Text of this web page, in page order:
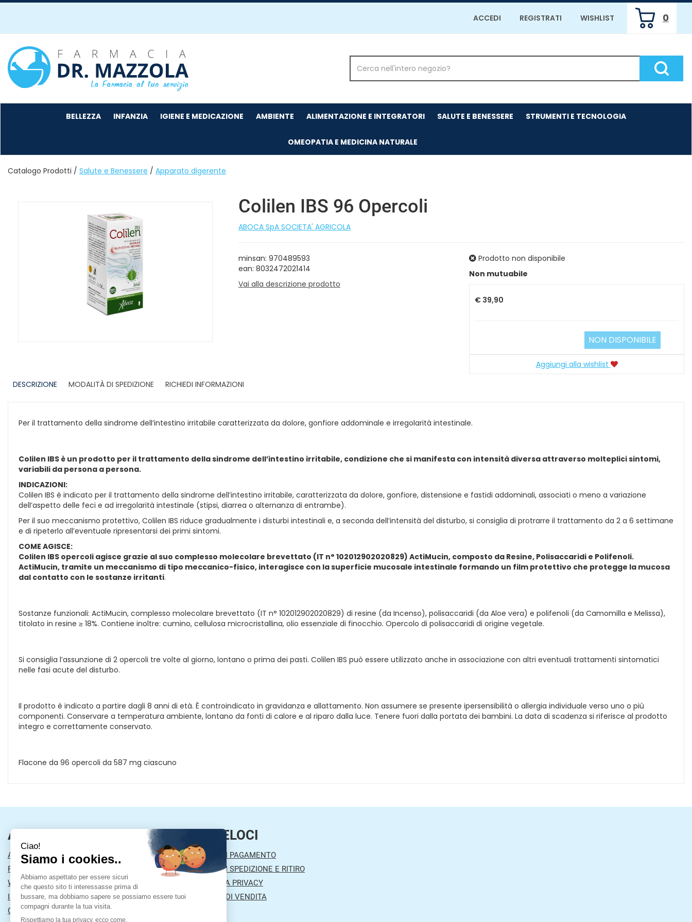
Passa
principale
ACCEDI REGISTRATI WISHLIST 0
ARTICOLI
INSERITI
Farmacia
Mazzola
Prodotto
Cerca
BELLEZZA INFANZIA IGIENE E MEDICAZIONE AMBIENTE ALIMENTAZIONE E INTEGRATORI SALUTE E BENESSERE STRUMENTI E TECNOLOGIA
OMEOPATIA E MEDICINA NATURALE
Catalogo Prodotti / Salute e Benessere / Apparato digerente
Colilen IBS 96 Opercoli
ABOCA SpA SOCIETA' AGRICOLA
minsan: 970489593
ean: 8032472021414
Vai alla descrizione prodotto
Prodotto non disponibile
Non mutuabile
Prezzo
€ 39,90
NON DISPONIBILE
Aggiungi alla wishlist
DESCRIZIONE
MODALITÀ DI SPEDIZIONE RICHIEDI INFORMAZIONI
Per il trattamento della sindrome dell’intestino irritabile caratterizzata da dolore, gonfiore addominale e irregolarità intestinale.
Colilen IBS è un prodotto per il trattamento della sindrome dell’intestino irritabile, condizione che si manifesta con intensità diversa attraverso molteplici sintomi,
variabili da persona a persona.
INDICAZIONI:
Colilen IBS è indicato per il trattamento della sindrome dell’intestino irritabile, caratterizzata da dolore, gonfiore, distensione e fastidi addominali, associati o meno a variazione
dell’aspetto delle feci e ad irregolarità intestinale (stipsi, diarrea o alternanza di entrambe).
Per il suo meccanismo protettivo, Colilen IBS riduce gradualmente i disturbi intestinali e, a seconda dell’intensità del disturbo, si consiglia di protrarre il trattamento da 2 a 6 settimane
e di ripeterlo all’eventuale ripresentarsi dei primi sintomi.
COME AGISCE:
Colilen IBS opercoli agisce grazie al suo complesso molecolare brevettato (IT n° 102012902020829) ActiMucin, composto da Resine, Polisaccaridi e Polifenoli.
ActiMucin, tramite un meccanismo di tipo meccanico-fisico, interagisce con la superficie mucosale intestinale formando un film protettivo che protegge la mucosa
dal contatto con le sostanze irritanti.
Sostanze funzionali: ActiMucin, complesso molecolare brevettato (IT n° 102012902020829) di resine (da Incenso), polisaccaridi (da Aloe vera) e polifenoli (da Camomilla e Melissa),
titolato in resine ≥ 18%. Contiene inoltre: cumino, cellulosa microcristallina, olio essenziale di finocchio. Opercolo di polisaccaridi di origine vegetale.
Si consiglia l’assunzione di 2 opercoli tre volte al giorno, lontano o prima dei pasti. Colilen IBS può essere utilizzato anche in associazione con altri eventuali trattamenti sintomatici
nelle fasi acute del disturbo.
Il prodotto è indicato a partire dagli 8 anni di età. È controindicato in gravidanza e allattamento. Non assumere se presente ipersensibilità o allergia individuale verso uno o più
componenti. Conservare a temperatura ambiente, lontano da fonti di calore e al riparo dalla luce. Tenere fuori dalla portata dei bambini. La data di scadenza si riferisce al prodotto
integro e correttamente conservato.
Flacone da 96 opercoli da 587 mg ciascuno
AREA UTENTE
ACCEDI
REGISTRATI
WISHLIST
ISCRIZIONE ALLA NEWSLETTER
CONTATTI
LINK VELOCI
MODALITÀ DI PAGAMENTO
MODALITÀ DI SPEDIZIONE E RITIRO
INFORMATIVA PRIVACY
CONDIZIONI DI VENDITA